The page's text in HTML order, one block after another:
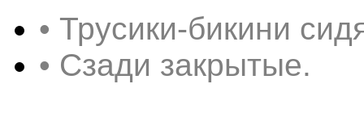
• Трусики-бикини
• Сзади закрытые.